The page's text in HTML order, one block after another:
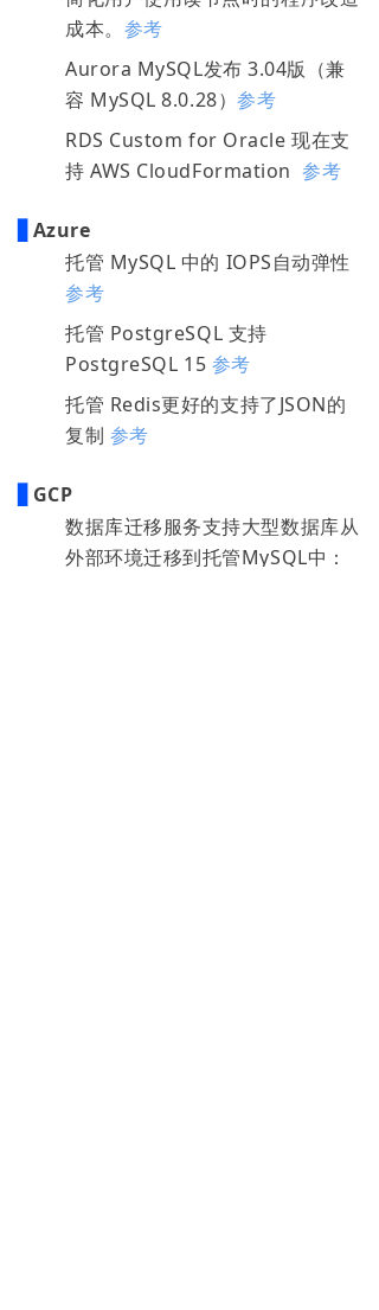
成本。 参考
Aurora MySQL发布 3.04版（兼
容 MySQL 8.0.28）参考
RDS Custom for Oracle 现在支
持 AWS CloudFormation 参考
Azure
托管 MySQL 中的 IOPS自动弹性
参考
托管 PostgreSQL 支持
PostgreSQL 15 参考
托管 Redis更好的支持了JSON的
复制 参考
GCP
数据库迁移服务支持大型数据库从
外部环境迁移到托管MySQL中：